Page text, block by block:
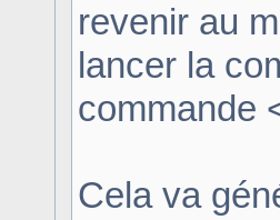
revenir au
lancer la
commande
Cela va